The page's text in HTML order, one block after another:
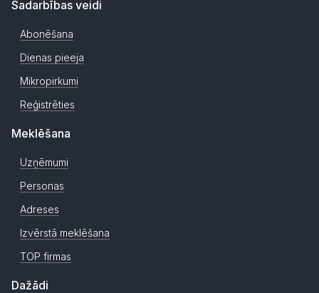
Sadarbības veidi
Abonēšana
Dienas pieeja
Mikropirkumi
Reģistrēties
Meklēšana
Uzņēmumi
Personas
Adreses
Izvērstā meklēšana
TOP firmas
Dažādi